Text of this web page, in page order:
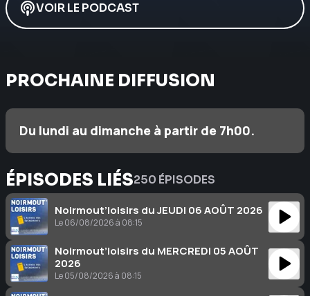
VOIR LE PODCAST
PROCHAINE DIFFUSION
Du lundi au dimanche à partir de 7h00.
ÉPISODES LIÉS250 ÉPISODES
Noirmout’loisirs du JEUDI 06 AOÛT 2026
Le 06/08/2026 à 08:15
Noirmout’loisirs du MERCREDI 05 AOÛT
2026
Le 05/08/2026 à 08:15